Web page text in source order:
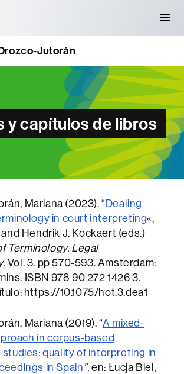
Jutorán
y capítulos de libros
Mariana (2023). “ Dealing
in court interpreting«,
Hendrik J. Kockaert (eds.)
Terminology. Legal
. Vol. 3. pp 570-593. Amsterdam:
ISBN 978 90 272 1426 3.
https://10.1075/hot.3.dea1
Mariana (2019). “A mixed-
in corpus-based
quality of interpreting in
in Spain ”,en: Łucja Biel,